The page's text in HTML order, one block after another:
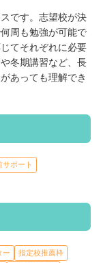
ある「Studyplus
支援します。
どの単元が原因だ
ことが可能です。
ことができます。
質問することもで
です。志望校が決
周も勉強が可能で
てそれぞれに必要
冬期講習など、長
あっても理解でき
サポート
ー
指定校推薦枠